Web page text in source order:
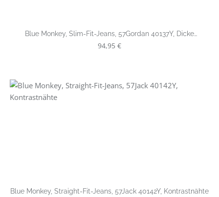
Blue Monkey, Slim-Fit-Jeans, 57Gordan 40137Y, Dicke
Kontrastnähte
Regulärer Preis:
94,95 €
Blue Monkey, Straight-Fit-Jeans, 57Jack 40142Y, Kontrastnähte